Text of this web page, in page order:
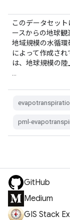
このデータセッ
ースからの地球
地域規模の水循
によって作成され
は、地球規模の
pml-
GitHub
Medium
GIS Stack